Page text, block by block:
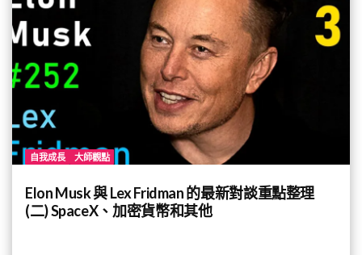
自我成長 大師觀點
Elon Musk 與 Lex Fridman 的最新對談重點整理
(二) SpaceX、加密貨幣和其他